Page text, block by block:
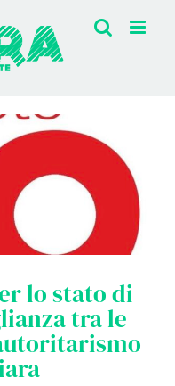
lo stato di
tra le